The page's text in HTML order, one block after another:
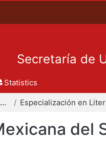
Secretaría de
Statistics
Coordinación Divisional de Posgrado
del